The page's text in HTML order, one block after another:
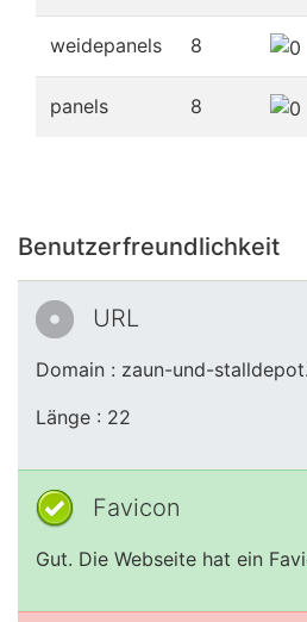
weidepanels 8
panels 8
Benutzerfreundlichkeit
URL
Domain : zaun-und-
Länge : 22
Favicon
Gut. Die Webseite hat ein